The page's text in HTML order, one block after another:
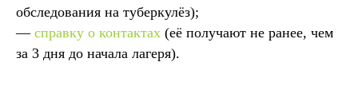
обследования на туберкулёз);
— справку о контактах (её получают не ранее, чем
за 3 дня до начала лагеря).